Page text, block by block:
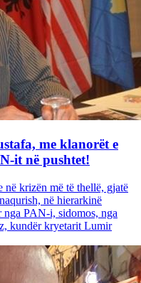
me klanorët e
it në pushtet!
krizën më të thellë, gjatë
në hierarkinë
nga PAN-i, sidomos, nga
kundër kryetarit Lumir